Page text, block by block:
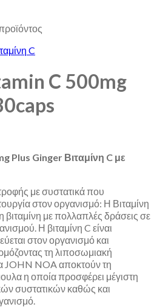
C
C 500mg
Plus Ginger Βιταμίνη C με
με συστατικά που
στον οργανισμό: Η Βιταμίνη
βιταμίνη με πολλαπλές δράσεις σε
Η βιταμίνη C είναι
στον οργανισμό και
τη λιποσωμιακή
JOHN NOA αποκτούν τη
η οποία προσφέρει μέγιστη
συστατικών καθώς και